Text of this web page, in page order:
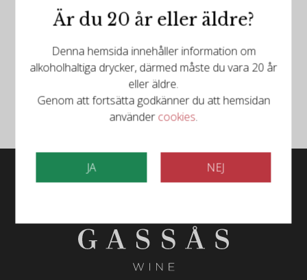
Följ oss på Facebook
Följ oss på Instagram
Är du 20 år eller äldre?
Denna hemsida innehåller information om
alkoholhaltiga drycker, därmed måste du vara 20 år
eller äldre.
Genom att fortsätta godkänner du att hemsidan
användercookies.
JA NEJ